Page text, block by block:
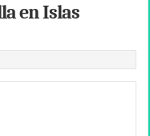
en Islas